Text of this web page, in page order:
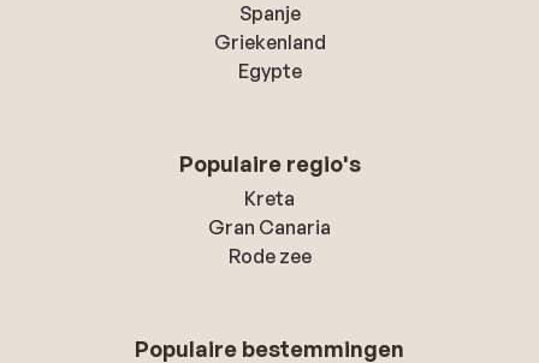
Spanje
Griekenland
Egypte
Populaire regio's
Kreta
Gran Canaria
Rode zee
Populaire bestemmingen